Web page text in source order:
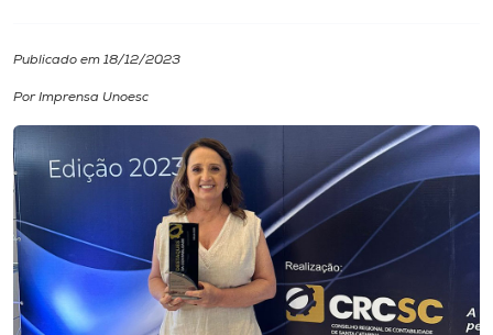
Internacionalização
I.nova
Diplomados
Cultura
Publicado em 18/12/2023
Por Imprensa Unoesc